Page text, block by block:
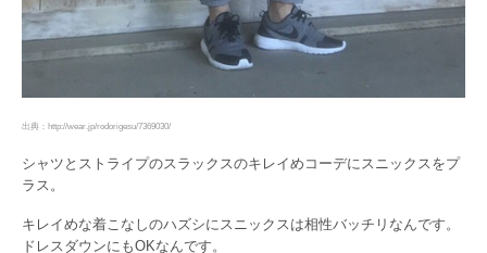
出典：http://wear.jp/rodorigesu/7369030/
シャツとストライプのスラックスのキレイめコーデにスニックスをプ
ラス。
キレイめな着こなしのハズシにスニックスは相性バッチリなんです。
ドレスダウンにもOKなんです。